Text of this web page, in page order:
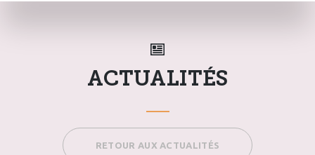
ACTUALITÉS
RETOUR AUX ACTUALITÉS